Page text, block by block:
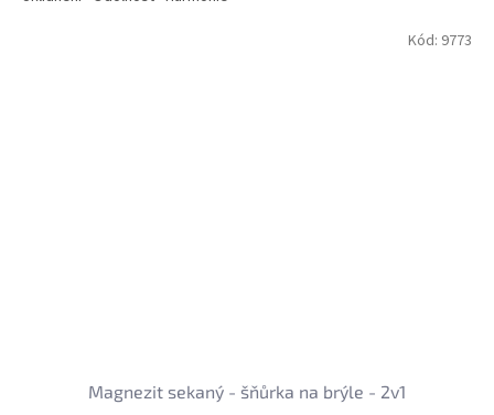
Magnezit sekaný - šňůrka na brýle - 2v1
Kód: 9773